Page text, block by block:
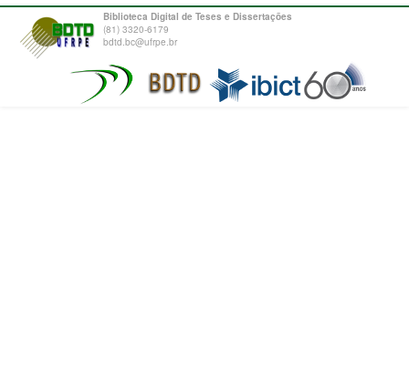
Biblioteca Digital de Teses e Dissertações
(81) 3320-6179
bdtd.bc@ufrpe.br